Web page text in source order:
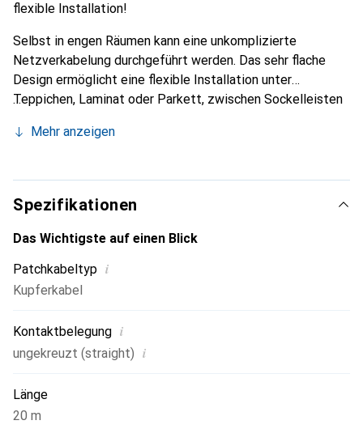
flexible Installation!
Selbst in engen Räumen kann eine unkomplizierte
Netzverkabelung durchgeführt werden. Das sehr flache
Design ermöglicht eine flexible Installation unter
Teppichen, Laminat oder Parkett, zwischen Sockelleisten
kann somit leicht verborgen werden.
Mehr anzeigen
Spezifikationen
Das Wichtigste auf einen Blick
Patchkabeltyp i
Kupferkabel
Kontaktbelegung i
ungekreuzt (straight) i
Länge
20 m